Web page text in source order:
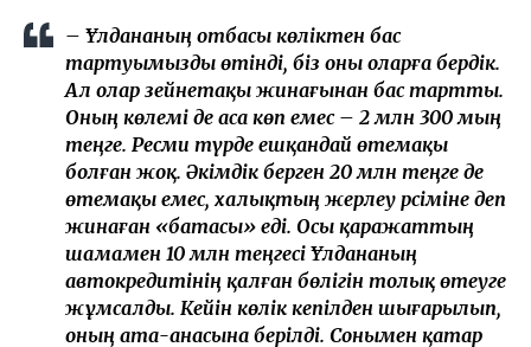
– Ұлдананың отбасы көліктен бас
тартуымызды өтінді, біз оны оларға бердік.
Ал олар зейнетақы жинағынан бас тартты.
Оның көлемі де аса көп емес – 2 млн 300 мың
теңге. Ресми түрде ешқандай өтемақы
болған жоқ. Әкімдік берген 20 млн теңге де
өтемақы емес, халықтың жерлеу рәсіміне деп
жинаған «батасы» еді. Осы қаражаттың
шамамен 10 млн теңгесі Ұлдананың
автокредитінің қалған бөлігін толық өтеуге
жұмсалды. Кейін көлік кепілден шығарылып,
оның ата-анасына берілді. Сонымен қатар